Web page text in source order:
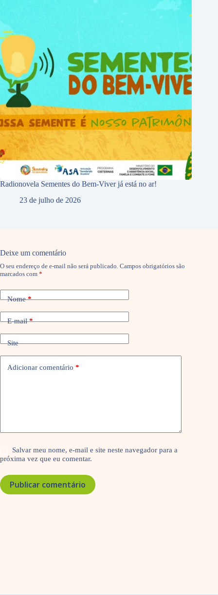
Radionovela Sementes do Bem-Viver já está no ar!
23 de julho de 2026
Deixe um comentário
O seu endereço de e-mail não será publicado. Campos obrigatórios são
marcados com *
Nome*
E-mail*
Site
Adicionar comentário *
Salvar meu nome, e-mail e site neste navegador para a
próxima vez que eu comentar.
Publicar comentário